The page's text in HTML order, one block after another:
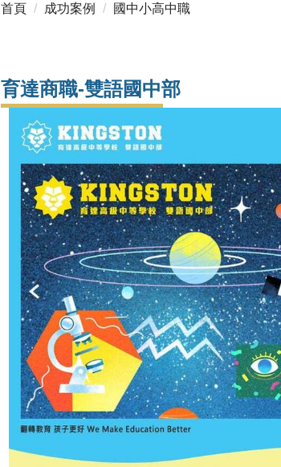
首頁 成功案例 國中小高中職
育達商職-雙語國中部